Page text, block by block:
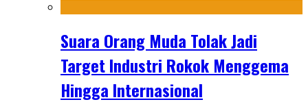
Suara Orang Muda Tolak Jadi
Target Industri Rokok Menggema
Hingga Internasional